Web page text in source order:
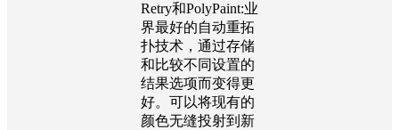
Retry和PolyPaint:业
界最好的自动重拓
扑技术，通过存储
和比较不同设置的
结果选项而变得更
好。可以将现有的
颜色无缝投射到新